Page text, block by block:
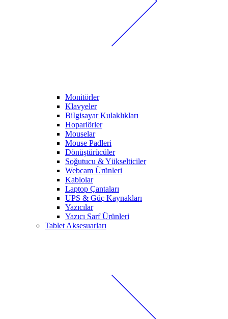
Monitörler
Klavyeler
BiIgisayar Kulaklıkları
Hoparlörler
Mouselar
Mouse Padleri
Dönüştürücüler
Soğutucu & Yükselticiler
Webcam Ürünleri
Kablolar
Laptop Çantaları
UPS & Güç Kaynakları
Yazıcılar
Yazıcı Sarf Ürünleri
Tablet Aksesuarları